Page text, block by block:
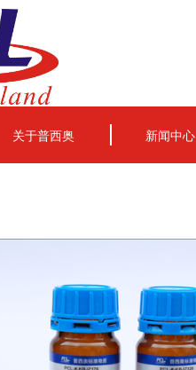
关于普西奥 新闻中心